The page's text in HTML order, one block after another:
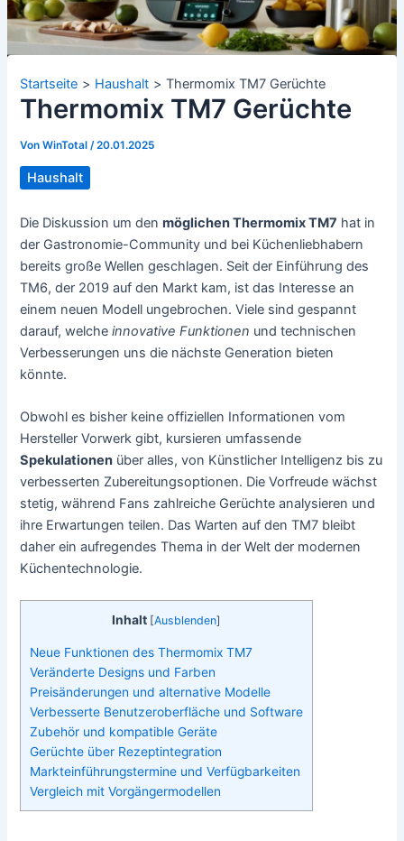
Startseite Haushalt Thermomix TM7 Gerüchte
Thermomix TM7 Gerüchte
VonWinTotal/20.01.2025
Haushalt
Die Diskussion um denmöglichen Thermomix TM7 hat in
der Gastronomie-Community und bei Küchenliebhabern
bereits große Wellen geschlagen. Seit der Einführung des
TM6, der 2019 auf den Markt kam, ist das Interesse an
einem neuen Modell ungebrochen. Viele sind gespannt
darauf, welcheinnovative Funktionen und technischen
Verbesserungen uns die nächste Generation bieten
könnte.
Obwohl es bisher keine offiziellen Informationen vom
Hersteller Vorwerk gibt, kursieren umfassende
Spekulationen über alles, von Künstlicher Intelligenz bis zu
verbesserten Zubereitungsoptionen. Die Vorfreude wächst
stetig, während Fans zahlreiche Gerüchte analysieren und
ihre Erwartungen teilen. Das Warten auf den TM7 bleibt
daher ein aufregendes Thema in der Welt der modernen
Küchentechnologie.
Inhalt [Ausblenden]
Neue Funktionen des Thermomix TM7
Veränderte Designs und Farben
Preisänderungen und alternative Modelle
Verbesserte Benutzeroberfläche und Software
Zubehör und kompatible Geräte
Gerüchte über Rezeptintegration
Markteinführungstermine und Verfügbarkeiten
Vergleich mit Vorgängermodellen